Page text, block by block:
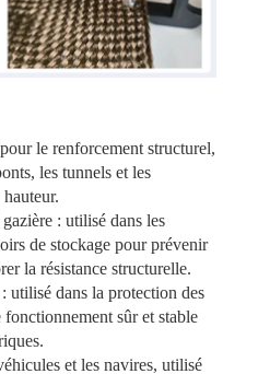
le renforcement structurel,
les tunnels et les
: utilisé dans les
de stockage pour prévenir
la résistance structurelle.
utilisé dans la protection des
fonctionnement sûr et stable
et les navires, utilisé